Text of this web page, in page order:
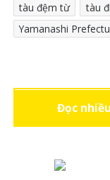
tàu đệm từ
tàu
Yamanashi
Đọc nhiều